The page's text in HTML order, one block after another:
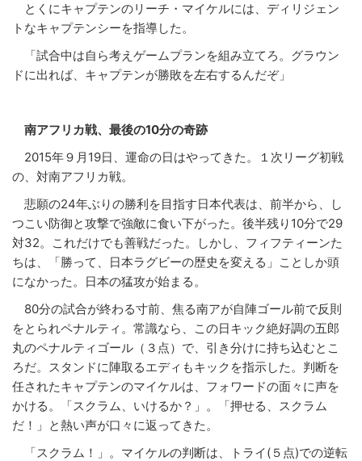
とくにキャプテンのリーチ・マイケルには、ディリジェン
トなキャプテンシーを指導した。
「試合中は自ら考えゲームプランを組み立てろ。グラウン
ドに出れば、キャプテンが勝敗を左右するんだぞ」
南アフリカ戦、最後の10分の奇跡
2015年９月19日、運命の日はやってきた。１次リーグ初戦
の、対南アフリカ戦。
悲願の24年ぶりの勝利を目指す日本代表は、前半から、し
つこい防御と攻撃で強敵に食い下がった。後半残り10分で29
対32。これだけでも善戦だった。しかし、フィフティーンた
ちは、「勝って、日本ラグビーの歴史を変える」ことしか頭
になかった。日本の猛攻が始まる。
80分の試合が終わる寸前、焦る南アが自陣ゴール前で反則
をとられペナルティ。常識なら、この日キック絶好調の五郎
丸のペナルティゴール（３点）で、引き分けに持ち込むとこ
ろだ。スタンドに陣取るエディもキックを指示した。判断を
任されたキャプテンのマイケルは、フォワードの面々に声を
かける。「スクラム、いけるか？」。「押せる、スクラム
だ！」と熱い声が口々に返ってきた。
「スクラム！」。マイケルの判断は、トライ(５点)での逆転